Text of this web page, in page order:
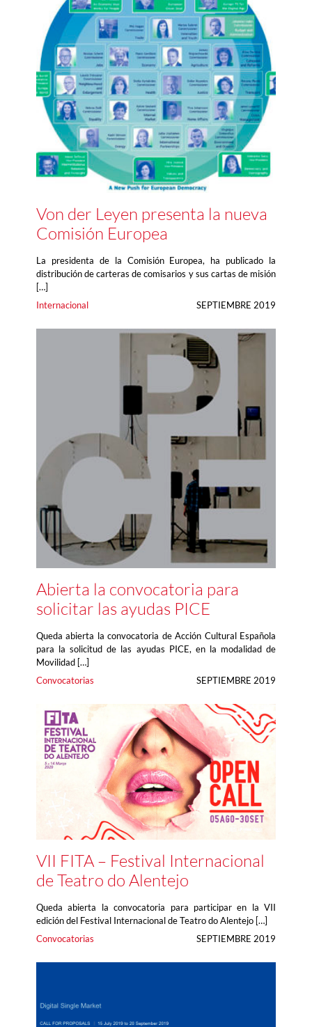
Von der Leyen presenta la nueva
Comisión Europea
La presidenta de la Comisión Europea, ha publicado la
distribución de carteras de comisarios y sus cartas de misión
[…]
Internacional
SEPTIEMBRE 2019
Abierta la convocatoria para
solicitar las ayudas PICE
Queda abierta la convocatoria de Acción Cultural Española
para la solicitud de las ayudas PICE, en la modalidad de
Movilidad […]
Convocatorias
SEPTIEMBRE 2019
VII FITA – Festival Internacional
de Teatro do Alentejo
Queda abierta la convocatoria para participar en la VII
edición del Festival Internacional de Teatro do Alentejo […]
Convocatorias
SEPTIEMBRE 2019